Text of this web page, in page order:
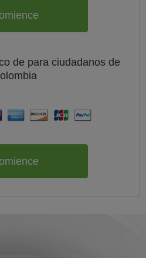
de para ciudadanos de